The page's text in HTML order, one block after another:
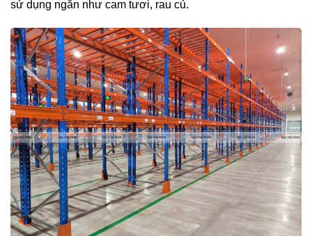
sử dụng ngắn như cam tươi, rau củ.